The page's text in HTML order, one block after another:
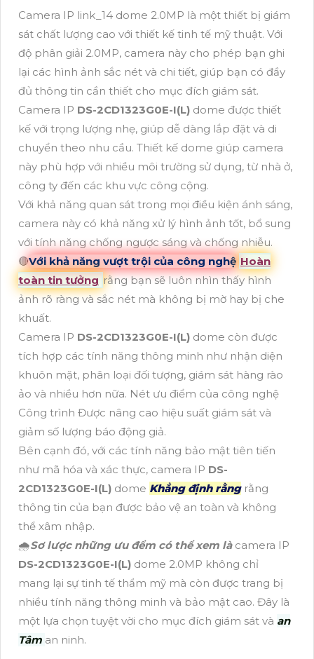
Camera IP link_14 dome 2.0MP là một thiết bị giám
sát chất lượng cao với thiết kế tinh tế mỹ thuật. Với
độ phân giải 2.0MP, camera này cho phép bạn ghi
lại các hình ảnh sắc nét và chi tiết, giúp bạn có đầy
đủ thông tin cần thiết cho mục đích giám sát.
Camera IP DS-2CD1323G0E-I(L) dome được thiết
kế với trọng lượng nhẹ, giúp dễ dàng lắp đặt và di
chuyển theo nhu cầu. Thiết kế dome giúp camera
này phù hợp với nhiều môi trường sử dụng, từ nhà ở,
công ty đến các khu vực công cộng.
Với khả năng quan sát trong mọi điều kiện ánh sáng,
camera này có khả năng xử lý hình ảnh tốt, bổ sung
với tính năng chống ngược sáng và chống nhiễu.
🔴Với khả năng vượt trội của công nghệ Hoàn
toàn tin tưởng rằng bạn sẽ luôn nhìn thấy hình
ảnh rõ ràng và sắc nét mà không bị mờ hay bị che
khuất.
Camera IP DS-2CD1323G0E-I(L) dome còn được
tích hợp các tính năng thông minh như nhận diện
khuôn mặt, phân loại đối tượng, giám sát hàng rào
ảo và nhiều hơn nữa. Nét ưu điểm của công nghệ
Công trình Được nâng cao hiệu suất giám sát và
giảm số lượng báo động giả.
Bên cạnh đó, với các tính năng bảo mật tiên tiến
như mã hóa và xác thực, camera IP DS-
2CD1323G0E-I(L) dome Khẳng định rằngrằng
thông tin của bạn được bảo vệ an toàn và không
thể xâm nhập.
🌧️Sơ lược những ưu đểm có thể xem là camera IP
DS-2CD1323G0E-I(L) dome 2.0MP không chỉ
mang lại sự tinh tế thẩm mỹ mà còn được trang bị
nhiều tính năng thông minh và bảo mật cao. Đây là
một lựa chọn tuyệt vời cho mục đích giám sát và an
Tâm an ninh.